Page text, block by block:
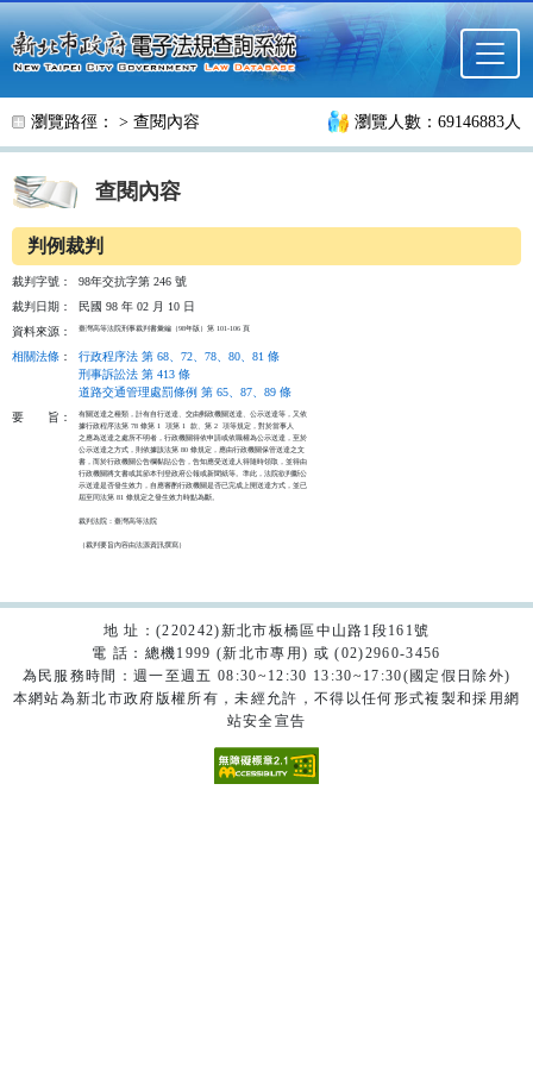
跳至主要內容
瀏覽路徑： > 查閱內容 瀏覽人數：69146883人
查閱內容
判例裁判
裁判字號：
98年交抗字第 246 號
裁判日期：
民國 98 年 02 月 10 日
資料來源：
臺灣高等法院刑事裁判書彙編（98年版）第 101-106 頁
相關法條 ：
行政程序法 第 68、72、78、80、81 條
刑事訴訟法 第 413 條
道路交通管理處罰條例 第 65、87、89 條
要
旨：
有關送達之種類，計有自行送達、交由郵政機關送達、公示送達等，又依
據行政程序法第 78 條第 1  項第 1  款、第 2  項等規定，對於當事人
之應為送達之處所不明者，行政機關得依申請或依職權為公示送達，至於
公示送達之方式，則依據該法第 80 條規定，應由行政機關保管送達之文
書，而於行政機關公告欄黏貼公告，告知應受送達人得隨時領取，並得由
行政機關將文書或其節本刊登政府公報或新聞紙等。準此，法院欲判斷公
示送達是否發生效力，自應審酌行政機關是否已完成上開送達方式，並已
屆至同法第 81 條規定之發生效力時點為斷。
裁判法院：臺灣高等法院
（裁判要旨內容由法源資訊撰寫）
地 址：(220242)新北市板橋區中山路1段161號
電 話：總機1999 (新北市專用) 或 (02)2960-3456
為民服務時間：週一至週五 08:30~12:30 13:30~17:30(國定假日除外)
本網站為新北市政府版權所有，未經允許，不得以任何形式複製和採用網
站安全宣告